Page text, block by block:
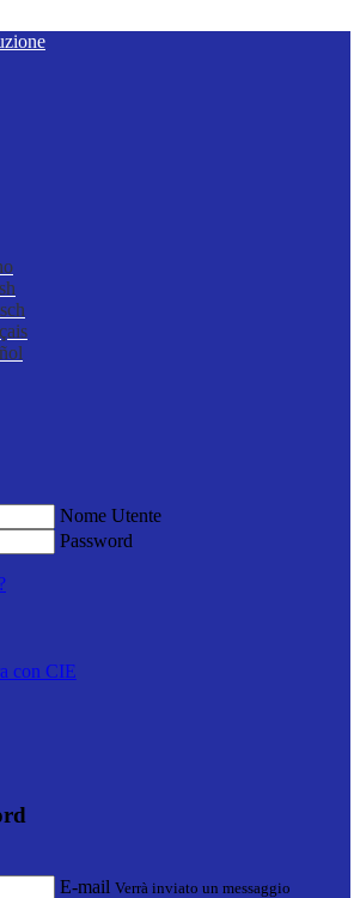
Nome Utente
Password
con CIE
E-mail Verrà inviato un messaggio